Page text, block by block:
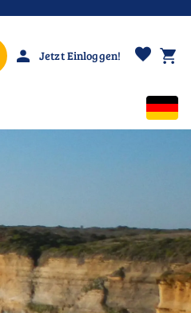
person Jetzt Einloggen! favorite shopping_cart